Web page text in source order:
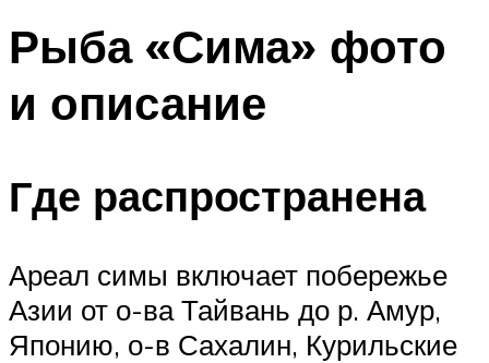
Рыба «Сима» фото
и описание
Где распространена
Ареал симы включает побережье
Азии от о-ва Тайвань до р. Амур,
Японию, о-в Сахалин, Курильские